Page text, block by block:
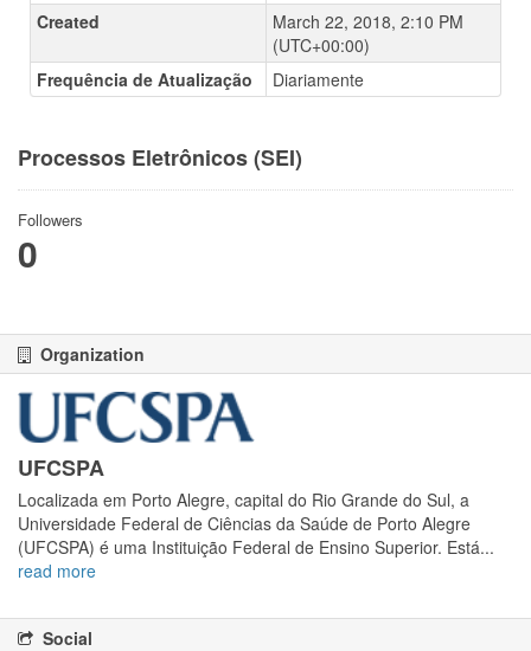
Created
March 22, 2018, 2:10 PM
(UTC+00:00)
Frequência de Atualização
Diariamente
Processos Eletrônicos (SEI)
Followers
0
Organization
UFCSPA
Localizada em Porto Alegre, capital do Rio Grande do Sul, a
Universidade Federal de Ciências da Saúde de Porto Alegre
(UFCSPA) é uma Instituição Federal de Ensino Superior. Está...
read more
Social